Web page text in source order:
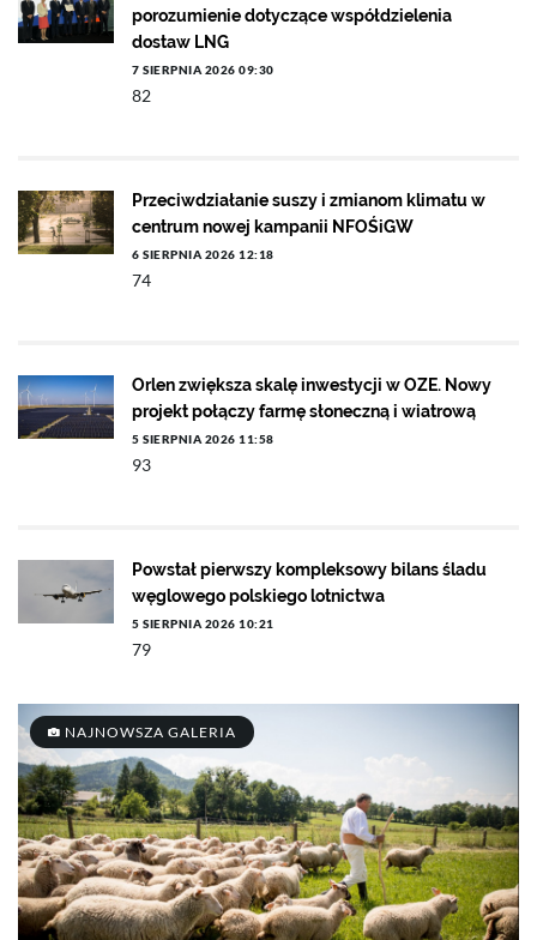
porozumienie dotyczące współdzielenia
dostaw LNG
7 SIERPNIA 2026 09:30
82
Przeciwdziałanie suszy i zmianom klimatu w
centrum nowej kampanii NFOŚiGW
6 SIERPNIA 2026 12:18
74
Orlen zwiększa skalę inwestycji w OZE. Nowy
projekt połączy farmę słoneczną i wiatrową
5 SIERPNIA 2026 11:58
93
Powstał pierwszy kompleksowy bilans śladu
węglowego polskiego lotnictwa
5 SIERPNIA 2026 10:21
79
NAJNOWSZA GALERIA